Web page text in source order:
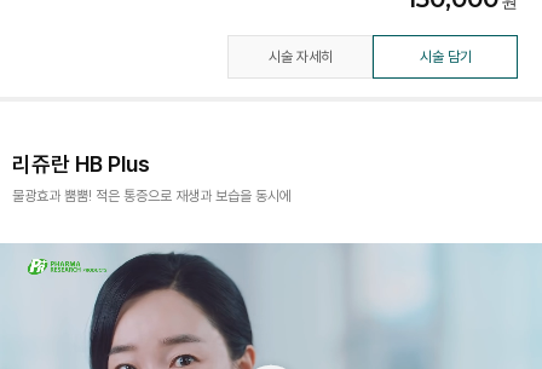
시술 자세히 시술 담기
리쥬란 HB Plus
물광효과 뿜뿜! 적은 통증으로 재생과 보습을 동시에